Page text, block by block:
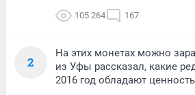
105 264 167
2
На этих монетах можно
из Уфы рассказал, какие
2016 год обладают